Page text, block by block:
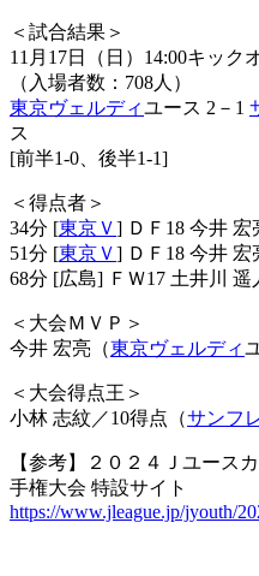
＜試合結果＞
11月17日（日）14:00キック
（入場者数：708人）
東京ヴェルディユース 2－1
ス
[前半1-0、後半1-1]
＜得点者＞
34分 [東京Ｖ] ＤＦ18 今井 宏
51分 [東京Ｖ] ＤＦ18 今井 宏
68分 [広島] ＦＷ17 土井川 遥
＜大会ＭＶＰ＞
今井 宏亮（東京ヴェルディ
＜大会得点王＞
小林 志紋／10得点（サンフ
【参考】２０２４Ｊユース
手権大会 特設サイト
​​https://www.jleague.jp/jyouth/